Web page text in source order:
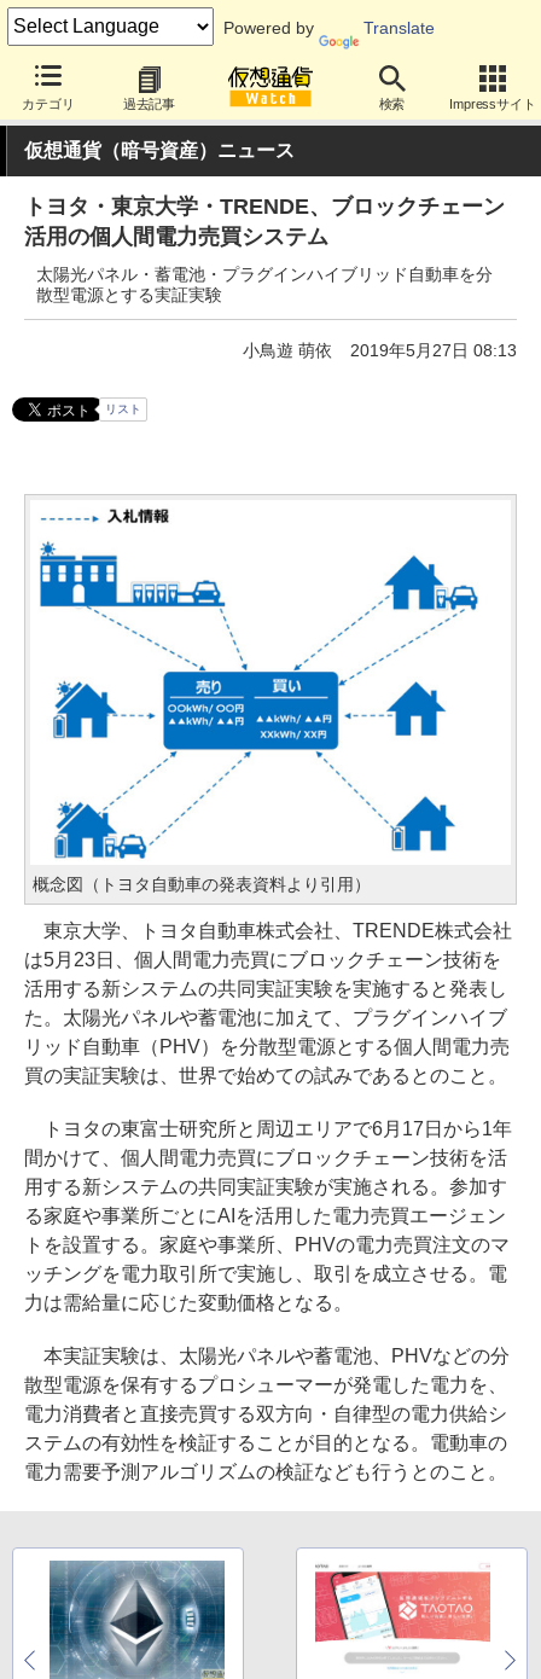
Powered by Translate
カテゴリ 過去記事 検索 Impressサイト
仮想通貨（暗号資産）ニュース
トヨタ・東京大学・TRENDE、ブロックチェーン
活用の個人間電力売買システム
太陽光パネル・蓄電池・プラグインハイブリッド自動車を分
散型電源とする実証実験
小鳥遊 萌依 2019年5月27日 08:13
リスト
概念図（トヨタ自動車の発表資料より引用）
東京大学、トヨタ自動車株式会社、TRENDE株式会社
は5月23日、個人間電力売買にブロックチェーン技術を
活用する新システムの共同実証実験を実施すると発表し
た。太陽光パネルや蓄電池に加えて、プラグインハイブ
リッド自動車（PHV）を分散型電源とする個人間電力売
買の実証実験は、世界で始めての試みであるとのこと。
トヨタの東富士研究所と周辺エリアで6月17日から1年
間かけて、個人間電力売買にブロックチェーン技術を活
用する新システムの共同実証実験が実施される。参加す
る家庭や事業所ごとにAIを活用した電力売買エージェン
トを設置する。家庭や事業所、PHVの電力売買注文のマ
ッチングを電力取引所で実施し、取引を成立させる。電
力は需給量に応じた変動価格となる。
本実証実験は、太陽光パネルや蓄電池、PHVなどの分
散型電源を保有するプロシューマーが発電した電力を、
電力消費者と直接売買する双方向・自律型の電力供給シ
ステムの有効性を検証することが目的となる。電動車の
電力需要予測アルゴリズムの検証なども行うとのこと。